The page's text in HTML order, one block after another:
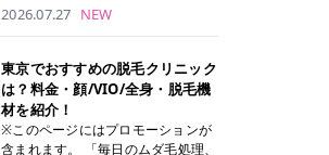
ナーパッド」は、化粧水や美容液を
トナーパッドは洗顔後に肌をやさし
く拭き取ることで、古い角質や余分
な皮脂汚れをオフしながら、うるお
いを与えられるのが特徴✨ さらに、
気になる部分には数分のせて部分用
2026.07.27 NEW
東京でおすすめの脱毛クリニック
は？料金・顔/VIO/全身・脱毛機
材を紹介！
※このページにはプロモーションが
含まれます。 「毎日のムダ毛処理、